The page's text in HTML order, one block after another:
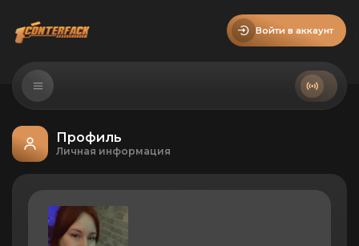
Войти в аккаунт
Профиль
Личная информация